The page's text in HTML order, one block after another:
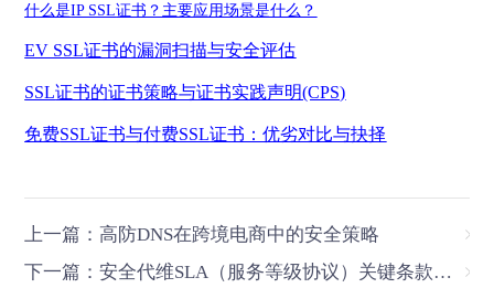
什么是IP SSL证书？主要应用场景是什么？
EV SSL证书的漏洞扫描与安全评估
SSL证书的证书策略与证书实践声明(CPS)
免费SSL证书与付费SSL证书：优劣对比与抉择
上一篇：高防DNS在跨境电商中的安全策略
下一篇：安全代维SLA（服务等级协议）关键条款解读与避坑指南